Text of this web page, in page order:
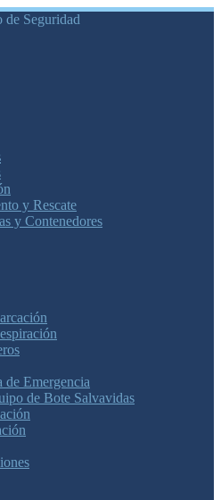
Seguridad
y Rescate
y Contenedores
Emergencia
de Bote Salvavidas